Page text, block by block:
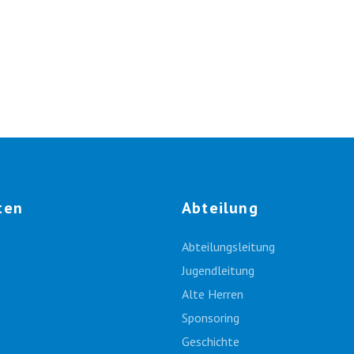
Abteilung
Abteilungsleitung
Jugendleitung
Alte Herren
Sponsoring
Geschichte